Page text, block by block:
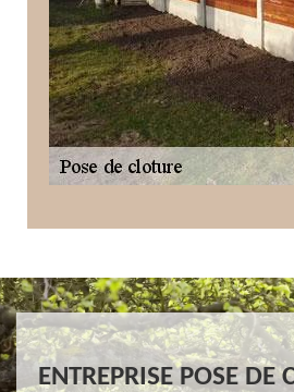
ENTREPRISE POSE DE